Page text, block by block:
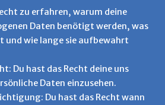
zu erfahren, warum deine
Daten benötigt werden, was
und wie lange sie aufbewahrt
Du hast das Recht deine uns
Daten einzusehen.
Du hast das Recht wann